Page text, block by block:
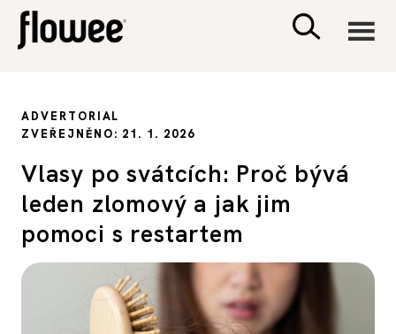
PSYCHOLOGIE
SEX A VZTAHY
ADVERTORIAL
ZVEŘEJNĚNO: 21. 1. 2026
Vlasy po svátcích: Proč bývá
leden zlomový a jak jim
pomoci s restartem